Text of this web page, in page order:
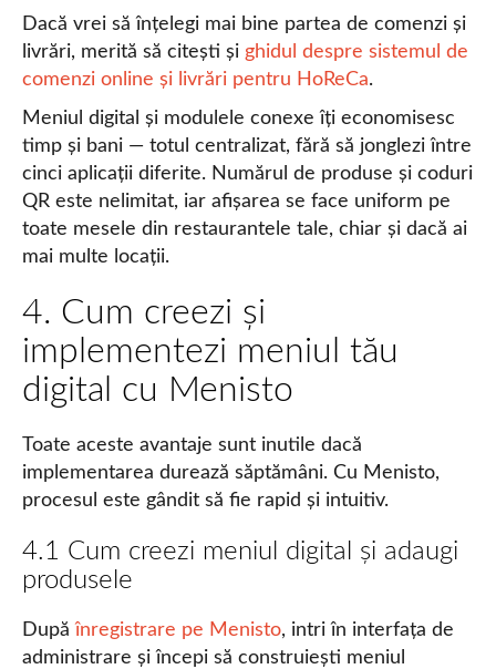
Dacă vrei să înțelegi mai bine partea de comenzi și
livrări, merită să citești și ghidul despre sistemul de
comenzi online și livrări pentru HoReCa.
Meniul digital și modulele conexe îți economisesc
timp și bani — totul centralizat, fără să jonglezi între
cinci aplicații diferite. Numărul de produse și coduri
QR este nelimitat, iar afișarea se face uniform pe
toate mesele din restaurantele tale, chiar și dacă ai
mai multe locații.
4. Cum creezi și
implementezi meniul tău
digital cu Menisto
Toate aceste avantaje sunt inutile dacă
implementarea durează săptămâni. Cu Menisto,
procesul este gândit să fie rapid și intuitiv.
4.1 Cum creezi meniul digital și adaugi
produsele
Dupăînregistrare pe Menisto, intri în interfața de
administrare și începi să construiești meniul